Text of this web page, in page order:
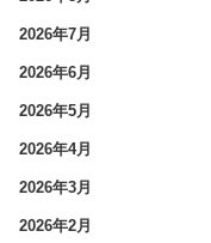
2026年7月
2026年6月
2026年5月
2026年4月
2026年3月
2026年2月